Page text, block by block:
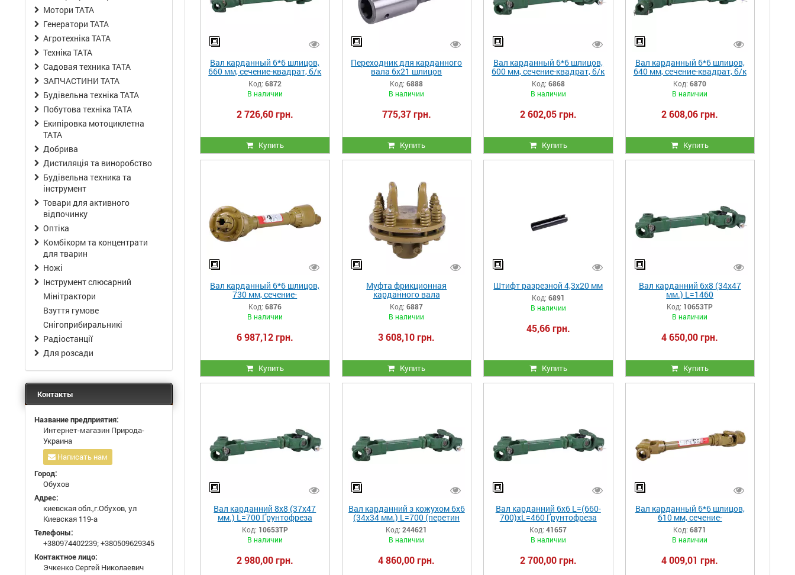
Вал карданный 6*6 шлицов,
660 мм, сечение-квадрат, б/к
Код: 6872
В наличии
2 726,60 грн.
Купить
Переходник для карданного
вала 6х21 шлицов
Код: 6888
В наличии
775,37 грн.
Купить
Вал карданный 6*6 шлицов,
600 мм, сечение-квадрат, б/к
Код: 6868
В наличии
2 602,05 грн.
Купить
Вал карданный 6*6 шлицов,
640 мм, сечение-квадрат, б/к
Код: 6870
В наличии
2 608,06 грн.
Купить
Вал карданный 6*6 шлицов,
730 мм, сечение-
трехлимонник, с кожухом и
муфтой
Код: 6876
В наличии
6 987,12 грн.
Купить
Муфта фрикционная
карданного вала
Код: 6887
В наличии
3 608,10 грн.
Купить
Штифт разрезной 4,3х20 мм
Код: 6891
В наличии
45,66 грн.
Купить
Вал карданний 6х8 (34х47
мм.) L=1460
Код: 10653ТР
В наличии
4 650,00 грн.
Купить
Вал карданний 8x8 (37х47
мм.) L=700 Ґрунтофреза
1GQN-180...240
Код: 10653ТР
В наличии
2 980,00 грн.
Вал карданний з кожухом 6х6
(34х34 мм.) L=700 (перетин
трилимонник)
Код: 244621
В наличии
4 860,00 грн.
Вал карданний 6х6 L=(660-
700)хL=460 Ґрунтофреза
1GQN-125...160
Код: 41657
В наличии
2 700,00 грн.
Вал карданный 6*6 шлицов,
610 мм, сечение-
трехлимонник, б/к
Код: 6871
В наличии
4 009,01 грн.
Мотори ТАТА
Генератори ТАТА
Агротехніка ТАТА
Техніка ТАТА
Садовая техника ТАТА
ЗАПЧАСТИНИ ТАТА
Будівельна техніка ТАТА
Побутова техніка ТАТА
Екипіровка мотоциклетна
ТАТА
Добрива
Дистиляція та виноробство
Будівельна техника та
інструмент
Товари для активного
відпочинку
Оптіка
Комбікорм та концентрати
для тварин
Ножі
Інструмент слюсарний
Мінітрактори
Взуття гумове
Снігоприбиральникі
Радіостанції
Для розсади
Контакты
Название предприятия:
Интернет-магазин Природа-
Украина
Написать нам
Город:
Обухов
Адрес:
киевская обл.,г.Обухов, ул
Киевская 119-а
Телефоны:
+380974402239;+380509629345
Контактное лицо:
Эчкенко Сергей Николаевич